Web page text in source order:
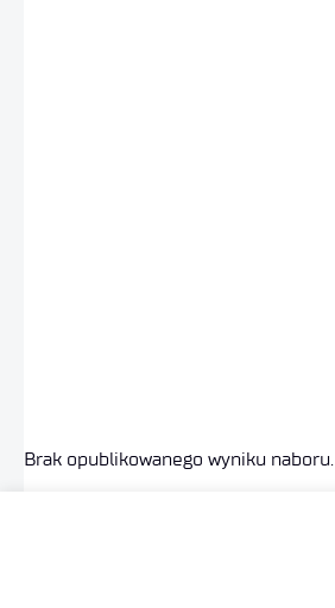
Brak opublikowanego wyniku naboru.